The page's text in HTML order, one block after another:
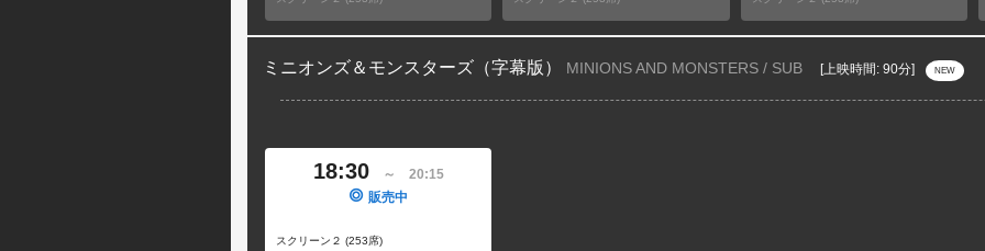
ミニオンズ＆モンスターズ（字幕版） MINIONS AND MONSTERS / SUB [上映時間: 90分] NEW
18:30 ～
20:15
販売中
スクリーン２ (253席)